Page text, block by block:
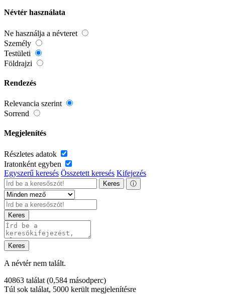
Névtér használata
Ne használja a névteret
Személy
Testületi
Földrajzi
Rendezés
Relevancia szerint
Sorrend
Megjelenítés
Részletes adatok
Iratonként egyben
Egyszerű keresés Összetett keresés Kifejezés
Keres ⓘ
Keres
Keres
A névtér nem talált.
40863 találat (0,584 másodperc)
Túl sok találat, 5000 került megjelenítésre